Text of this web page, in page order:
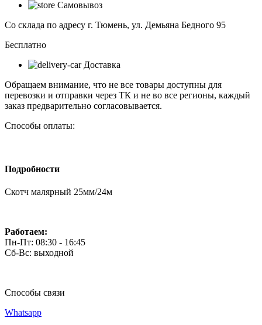
малярный
25мм/24м
Самовывоз
Со склада по адресу г. Тюмень, ул. Демьяна Бедного 95
Бесплатно
Доставка
Обращаем внимание, что не все товары доступны для
перевозки и отправки через ТК и не во все регионы, каждый
заказ предварительно согласовывается.
Способы оплаты:
Подробности
Скотч малярный 25мм/24м
Работаем:
Пн-Пт: 08:30 - 16:45
Сб-Вс: выходной
Способы связи
Whatsapp